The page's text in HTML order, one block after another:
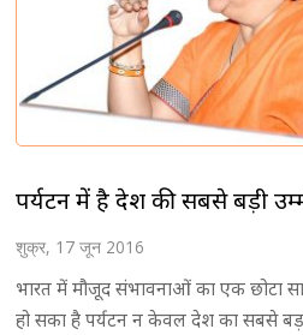
पर्यटन में है देश की सबसे बड़ी
शुक्र, 17 जून 2016
भारत में मौजूद संभावनाओं का एक छोटा
हो सका है पर्यटन न केवल देश का सबसे बड़ा